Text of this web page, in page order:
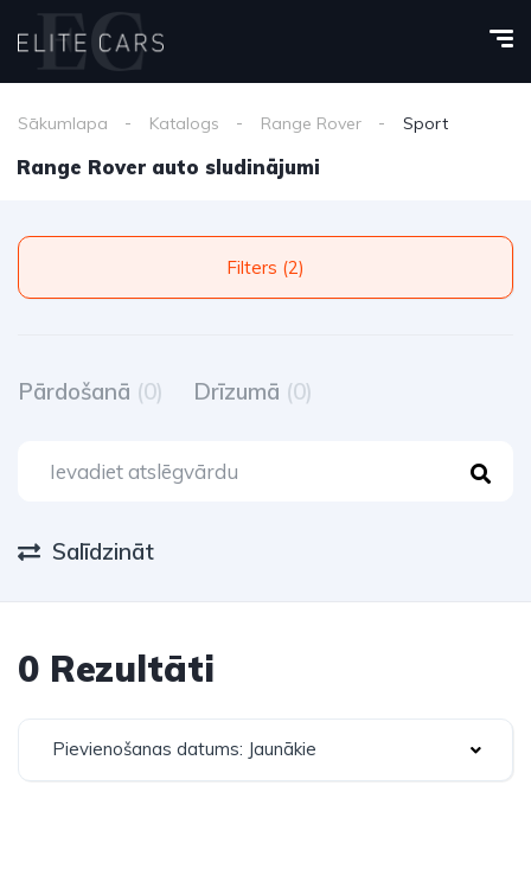
Sākumlapa Katalogs Range Rover Sport
Range Rover auto sludinājumi
Filters (2)
Pārdošanā (0) Drīzumā (0)
Salīdzināt
0 Rezultāti
Pievienošanas datums: Jaunākie